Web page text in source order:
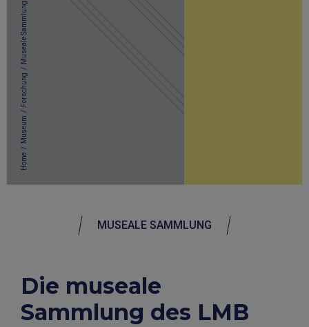
Home
/
Museum
/
Forschung
/
Museale Sammlung
MUSEALE SAMMLUNG
Die museale
Sammlung des LMB